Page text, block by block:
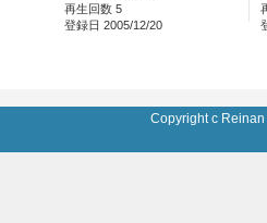
再生回数 5
登録日 2005/12/20
Copyright c